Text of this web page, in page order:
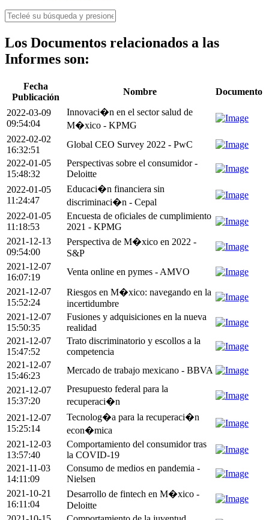
Los Documentos relacionados a las
Informes son:
Fecha
Publicación
Nombre Documento
2022-03-09
09:54:04
Innovaci�n en el sector salud de
M�xico - KPMG
2022-02-02
16:32:51
Global CEO Survey 2022 - PwC
2022-01-05
15:48:32
Perspectivas sobre el consumidor -
Deloitte
2022-01-05
11:24:47
Educaci�n financiera sin
discriminaci�n - Cepal
2022-01-05
11:18:53
Encuesta de oficiales de cumplimiento
2021 - KPMG
2021-12-13
09:54:00
Perspectiva de M�xico en 2022 -
S&P
2021-12-07
16:07:19
Venta online en pymes - AMVO
2021-12-07
15:52:24
Riesgos en M�xico: navegando en la
incertidumbre
2021-12-07
15:50:35
Fusiones y adquisiciones en la nueva
realidad
2021-12-07
15:47:52
Trato discriminatorio y escollos a la
competencia
2021-12-07
15:46:23
Mercado de trabajo mexicano - BBVA
2021-12-07
15:37:20
Presupuesto federal para la
recuperaci�n
2021-12-07
15:25:14
Tecnolog�a para la recuperaci�n
econ�mica
2021-12-03
13:57:40
Comportamiento del consumidor tras
la COVID-19
2021-11-03
14:11:09
Consumo de medios en pandemia -
Nielsen
2021-10-21
16:11:04
Desarrollo de fintech en M�xico -
Deloitte